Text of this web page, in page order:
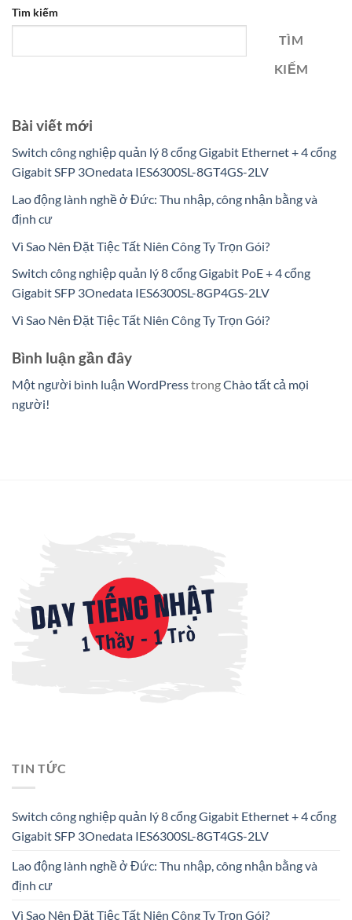
Tìm kiếm
TÌM
KIẾM
Bài viết mới
Switch công nghiệp quản lý 8 cổng Gigabit Ethernet + 4 cổng
Gigabit SFP 3Onedata IES6300SL-8GT4GS-2LV
Lao động lành nghề ở Đức: Thu nhập, công nhận bằng và
định cư
Vì Sao Nên Đặt Tiệc Tất Niên Công Ty Trọn Gói?
Switch công nghiệp quản lý 8 cổng Gigabit PoE + 4 cổng
Gigabit SFP 3Onedata IES6300SL-8GP4GS-2LV
Vì Sao Nên Đặt Tiệc Tất Niên Công Ty Trọn Gói?
Bình luận gần đây
Một người bình luận WordPresstrongChào tất cả mọi
người!
TIN TỨC
Switch công nghiệp quản lý 8 cổng Gigabit Ethernet + 4 cổng
Gigabit SFP 3Onedata IES6300SL-8GT4GS-2LV
Lao động lành nghề ở Đức: Thu nhập, công nhận bằng và
định cư
Vì Sao Nên Đặt Tiệc Tất Niên Công Ty Trọn Gói?